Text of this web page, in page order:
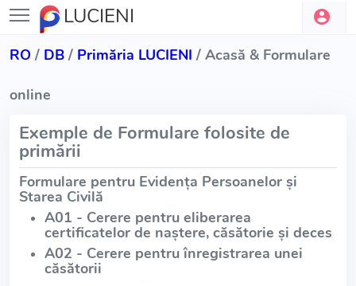
LUCIENI
RO / DB / Primăria LUCIENI / Acasă & Formulare
online
Exemple de Formulare folosite de
primării
Formulare pentru Evidența Persoanelor și
Starea Civilă
A01 - Cerere pentru eliberarea
certificatelor de naștere, căsătorie și deces
A02 - Cerere pentru înregistrarea unei
căsătorii